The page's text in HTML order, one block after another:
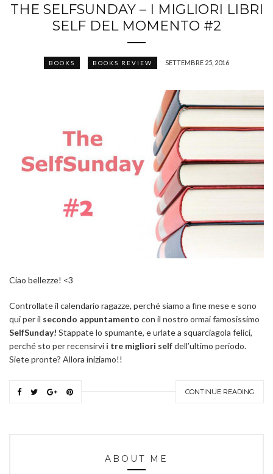
THE SELFSUNDAY – I MIGLIORI LIBRI
SELF DEL MOMENTO #2
BOOKS BOOKS REVIEW SETTEMBRE 25, 2016
Ciao bellezze! <3
Controllate il calendario ragazze, perché siamo a fine mese e sono
qui per il secondo appuntamento con il nostro ormai famosissimo
SelfSunday! Stappate lo spumante, e urlate a squarciagola felici,
perché sto per recensirvi i tre migliori selfdell’ultimo periodo.
Siete pronte? Allora iniziamo!!
CONTINUE READING
ABOUT ME